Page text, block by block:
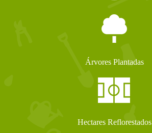
Árvores Plantadas
Hectares Reflorestados